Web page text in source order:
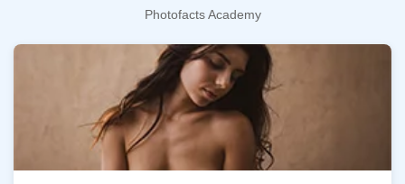
Photofacts Academy